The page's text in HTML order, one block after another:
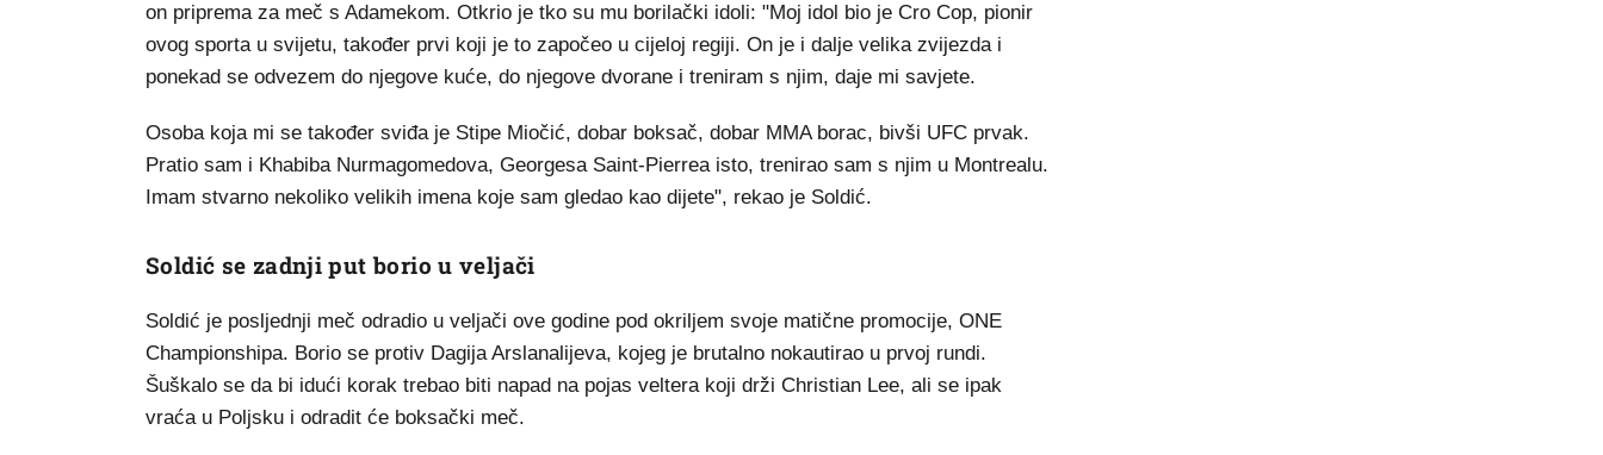
on priprema za meč s Adamekom. Otkrio je tko su mu borilački idoli: "Moj idol bio je Cro Cop, pionir
ovog sporta u svijetu, također prvi koji je to započeo u cijeloj regiji. On je i dalje velika zvijezda i
ponekad se odvezem do njegove kuće, do njegove dvorane i treniram s njim, daje mi savjete.
Osoba koja mi se također sviđa je Stipe Miočić, dobar boksač, dobar MMA borac, bivši UFC prvak.
Pratio sam i Khabiba Nurmagomedova, Georgesa Saint-Pierrea isto, trenirao sam s njim u Montrealu.
Imam stvarno nekoliko velikih imena koje sam gledao kao dijete", rekao je Soldić.
Soldić se zadnji put borio u veljači
Soldić je posljednji meč odradio u veljači ove godine pod okriljem svoje matične promocije, ONE
Championshipa. Borio se protiv Dagija Arslanalijeva, kojeg je brutalno nokautirao u prvoj rundi.
Šuškalo se da bi idući korak trebao biti napad na pojas veltera koji drži Christian Lee, ali se ipak
vraća u Poljsku i odradit će boksački meč.